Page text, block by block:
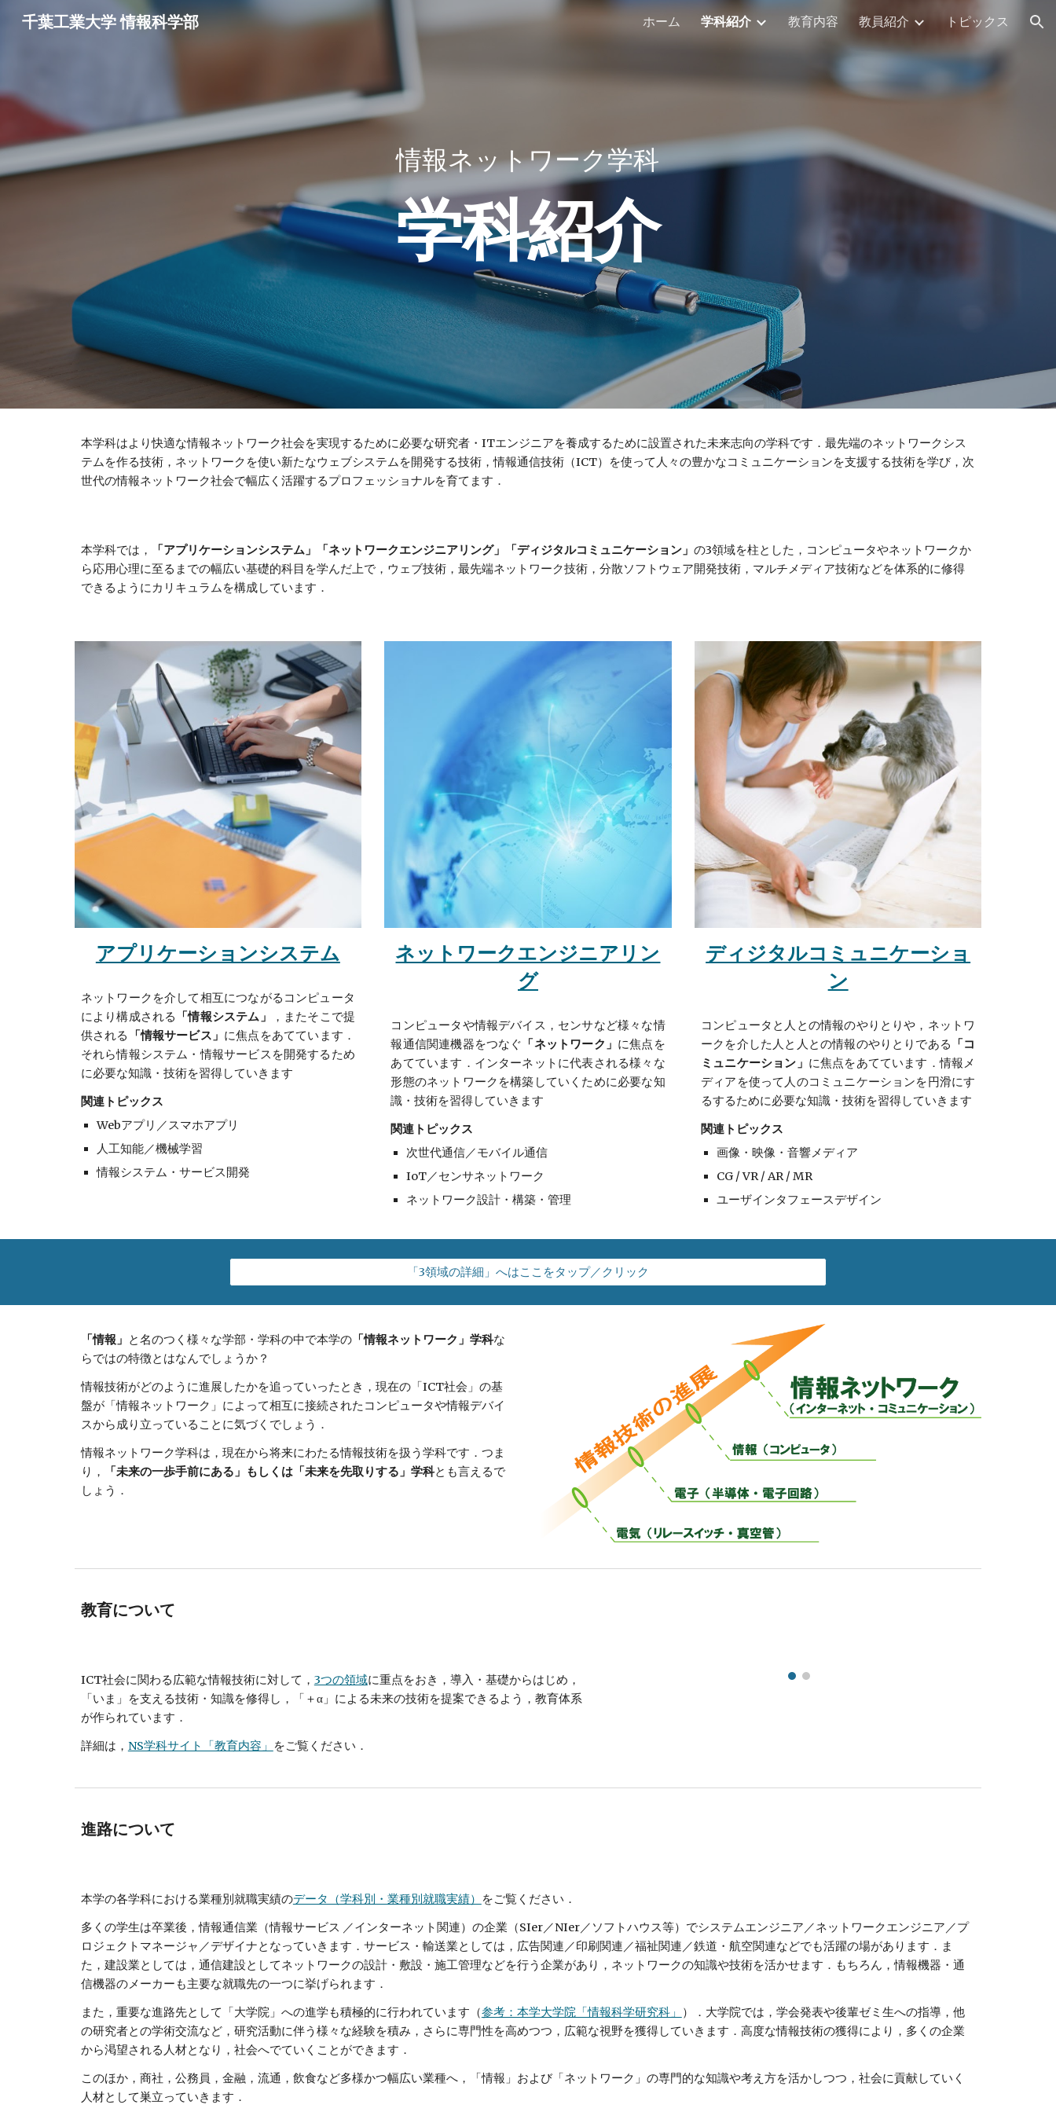
Skip to main content Skip to navigation
千葉工業大学 情報科学部 ホーム 学科紹介 教育内容 教員紹介 トピックス
情報ネットワーク学科
学科紹介
本学科はより快適な情報ネットワーク社会を実現するために必要な研究者・ITエンジニアを養成するために設置された未来志向の学科です．最先端のネットワークシス
テムを作る技術，ネットワークを使い新たなウェブシステムを開発する技術，情報通信技術（ICT）を使って人々の豊かなコミュニケーションを支援する技術を学び，次
世代の情報ネットワーク社会で幅広く活躍するプロフェッショナルを育てます．
本学科では， 「アプリケーションシステム」「ネットワークエンジニアリング」「ディジタルコミュニケーション」 の3領域を柱とした，コンピュータやネットワークか
ら応用心理に至るまでの幅広い基礎的科目を学んだ上で，ウェブ技術，最先端ネットワーク技術，分散ソフトウェア開発技術，マルチメディア技術などを体系的に修得
できるようにカリキュラムを構成しています．
アプリケーションシステム
ネットワークを介して相互につながるコンピュータ
により構成される
「情報システム」
，またそこで提
供される
「情報サービス」 に焦点をあてています．
それら情報システム・情報サービスを開発するため
に必要な知識・技術を習得していきます
関連トピックス
Webアプリ／スマホアプリ
人工知能／機械学習
情報システム・サービス開発
ネットワークエンジニアリン
グ
コンピュータや情報デバイス，センサなど様々な情
報通信関連機器をつなぐ 「ネットワーク」 に焦点を
あてています．インターネットに代表される様々な
形態のネットワークを構築していくために必要な知
識・技術を習得していきます
関連トピックス
次世代通信／モバイル通信
IoT／センサネットワーク
ネットワーク設計・構築・管理
ディジタルコミュニケーショ
ン
コンピュータと人との情報のやりとりや，ネットワ
ークを介した人と人との情報のやりとりである
「コ
ミュニケーション」 に焦点をあてています．情報メ
ディアを使って人のコミュニケーションを円滑にす
るするために必要な知識・技術を習得していきます
関連トピックス
画像・映像・音響メディア
CG / VR / AR / MR
ユーザインタフェースデザイン
「3領域の詳細」へはここをタップ／クリック
「情報」 と名のつく様々な学部・学科の中で本学の「情報ネットワーク」学科な
らではの特徴とはなんでしょうか？
情報技術がどのように進展したかを追っていったとき，現在の「ICT社会」の基
盤が「情報ネットワーク」によって相互に接続されたコンピュータや情報デバイ
スから成り立っていることに気づくでしょう．
情報ネットワーク学科は，現在から将来にわたる情報技術を扱う学科です．つま
り，
「未来の一歩手前にある」もしくは「未来を先取りする」学科とも言えるで
しょう．
教育について
ICT社会に関わる広範な情報技術に対して， 3つの領域に重点をおき，導入・基礎からはじめ，
「いま」を支える技術・知識を修得し，「＋α」による未来の技術を提案できるよう，教育体系
が作られています．
詳細は， NS学科サイト「教育内容」 をご覧ください．
進路について
本学の各学科における業種別就職実績のデータ（学科別・業種別就職実績）
をご覧ください．
多くの学生は卒業後，情報通信業（情報サービス ／インターネット関連）の企業（SIer／NIer／ソフトハウス等）でシステムエンジニア／ネットワークエンジニア／プ
ロジェクトマネージャ／デザイナとなっていきます．サービス・輸送業としては，広告関連／印刷関連／福祉関連／鉄道・航空関連などでも活躍の場があります．ま
た，建設業としては，通信建設としてネットワークの設計・敷設・施工管理などを行う企業があり，ネットワークの知識や技術を活かせます．もちろん，情報機器・通
信機器のメーカーも主要な就職先の一つに挙げられます．
また，重要な進路先として「大学院」への進学も積極的に行われています（参考：本学大学院「情報科学研究科」
）．大学院では，学会発表や後輩ゼミ生への指導，他
の研究者との学術交流など，研究活動に伴う様々な経験を積み，さらに専門性を高めつつ，広範な視野を獲得していきます．高度な情報技術の獲得により，多くの企業
から渇望される人材となり，社会へでていくことができます．
このほか，商社，公務員，金融，流通，飲食など多様かつ幅広い業種へ，「情報」および「ネットワーク」の専門的な知識や考え方を活かしつつ，社会に貢献していく
人材として巣立っていきます．